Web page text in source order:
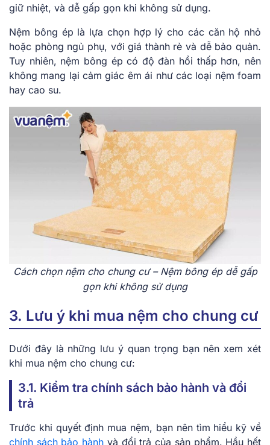
giữ nhiệt, và dễ gấp gọn khi không sử dụng.
Nệm bông ép là lựa chọn hợp lý cho các căn hộ nhỏ
hoặc phòng ngủ phụ, với giá thành rẻ và dễ bảo quản.
Tuy nhiên, nệm bông ép có độ đàn hồi thấp hơn, nên
không mang lại cảm giác êm ái như các loại nệm foam
hay cao su.
Cách chọn nệm cho chung cư – Nệm bông ép dễ gấp
gọn khi không sử dụng
3. Lưu ý khi mua nệm cho chung cư
Dưới đây là những lưu ý quan trọng bạn nên xem xét
khi mua nệm cho chung cư:
3.1. Kiểm tra chính sách bảo hành và đổi
trả
Trước khi quyết định mua nệm, bạn nên tìm hiểu kỹ về
chính sách bảo hành và đổi trả của sản phẩm. Hầu hết